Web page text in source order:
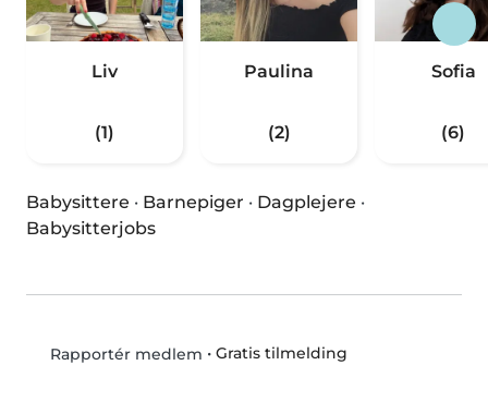
Liv
(1)
Paulina
(2)
Sofia
(6)
Babysittere · Barnepiger · Dagplejere ·
Babysitterjobs
Rapportér medlem • Gratis tilmelding